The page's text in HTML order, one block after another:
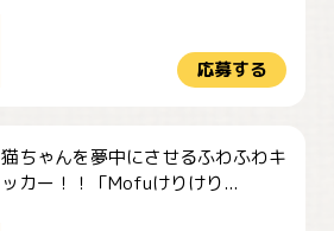
応募する
猫ちゃんを夢中にさせるふわふわキ
ッカー！！「Mofuけりけり...